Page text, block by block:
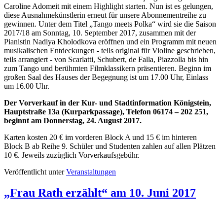
Caroline Adomeit mit einem Highlight starten. Nun ist es gelungen,
diese Ausnahmekünstlerin erneut für unsere Abonnementreihe zu
gewinnen. Unter dem Titel „Tango meets Polka“ wird sie die Saison
2017/18 am Sonntag, 10. September 2017, zusammen mit der
Pianistin Nadiya Kholodkova eröffnen und ein Programm mit neuen
musikalischen Entdeckungen ‑ teils original für Violine geschrieben,
teils arrangiert ‑ von Scarlatti, Schubert, de Falla, Piazzolla bis hin
zum Tango und berühmten Filmklassikern präsentieren. Beginn im
großen Saal des Hauses der Begegnung ist um 17.00 Uhr, Einlass
um 16.00 Uhr.
Der Vorverkauf in der Kur- und Stadtinformation Königstein,
Hauptstraße 13a (Kurparkpassage), Telefon 06174 – 202 251,
beginnt am Donnerstag, 24. August 2017.
Karten kosten 20 € im vorderen Block A und 15 € im hinteren
Block B ab Reihe 9. Schüler und Studenten zahlen auf allen Plätzen
10 €. Jeweils zuzüglich Vorverkaufsgebühr.
Veröffentlicht unter Veranstaltungen
„Frau Rath erzählt“ am 10. Juni 2017